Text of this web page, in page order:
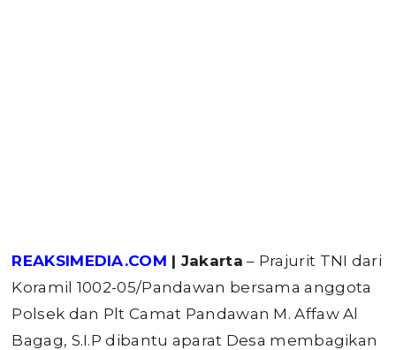
REAKSIMEDIA.COM | Jakarta – Prajurit TNI dari
Koramil 1002-05/Pandawan bersama anggota
Polsek dan Plt Camat Pandawan M. Affaw Al
Bagag, S.I.P dibantu aparat Desa membagikan